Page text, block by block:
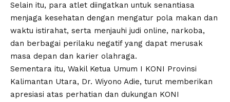
Selain itu, para atlet diingatkan untuk senantiasa
menjaga kesehatan dengan mengatur pola makan dan
waktu istirahat, serta menjauhi judi online, narkoba,
dan berbagai perilaku negatif yang dapat merusak
masa depan dan karier olahraga.
Sementara itu, Wakil Ketua Umum I KONI Provinsi
Kalimantan Utara, Dr. Wiyono Adie, turut memberikan
apresiasi atas perhatian dan dukungan KONI